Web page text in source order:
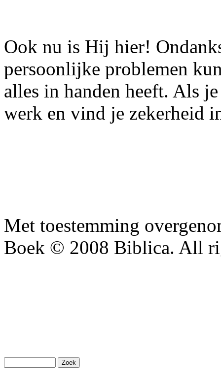
Ook nu is Hij hier!
persoonlijke problemen
alles in handen heeft. Als
werk en vind je zekerheid
Met toestemming
Boek © 2008 Biblica. All